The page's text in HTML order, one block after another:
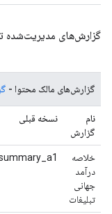
گزارش‌های مدیریت‌شده
گزارش‌های مالک محتوا -
نام
گزارش
نسخه قبلی
خلاصه
درآمد
جهانی
تبلیغات